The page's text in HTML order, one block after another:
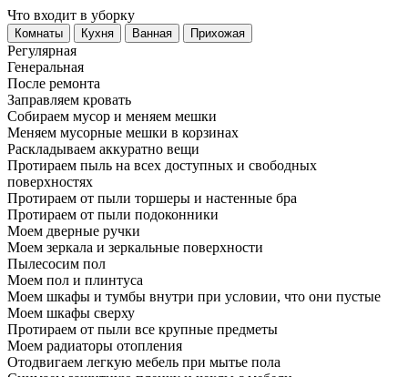
Что входит в уборку
Регу­лярная
Гене­ральная
После ремонта
Заправляем кровать
Собираем мусор и меняем мешки
Меняем мусорные мешки в корзинах
Раскладываем аккуратно вещи
Протираем пыль на всех доступных и свободных
поверхностях
Протираем от пыли торшеры и настенные бра
Протираем от пыли подоконники
Моем дверные ручки
Моем зеркала и зеркальные поверхности
Пылесосим пол
Моем пол и плинтуса
Моем шкафы и тумбы внутри при условии, что они пустые
Моем шкафы сверху
Протираем от пыли все крупные предметы
Моем радиаторы отопления
Отодвигаем легкую мебель при мытье пола